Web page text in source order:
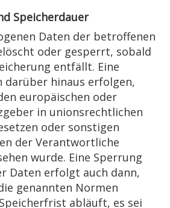
Speicherdauer
Daten der betroffenen
oder gesperrt, sobald
entfällt. Eine
darüber hinaus erfolgen,
europäischen oder
in unionsrechtlichen
oder sonstigen
der Verantwortliche
wurde. Eine Sperrung
Daten erfolgt auch dann,
genannten Normen
abläuft, es sei